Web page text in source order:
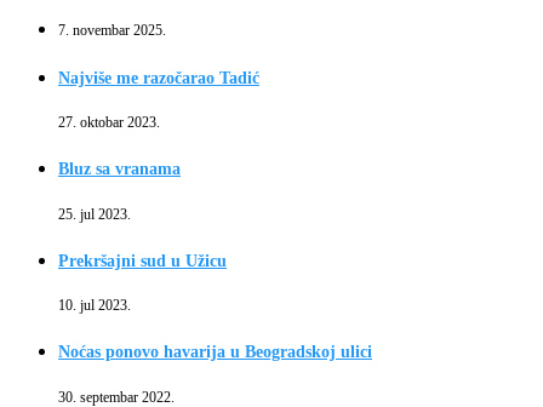
7. novembar 2025.
Najviše me razočarao Tadić
27. oktobar 2023.
Bluz sa vranama
25. jul 2023.
Prekršajni sud u Užicu
10. jul 2023.
Noćas ponovo havarija u Beogradskoj ulici
30. septembar 2022.